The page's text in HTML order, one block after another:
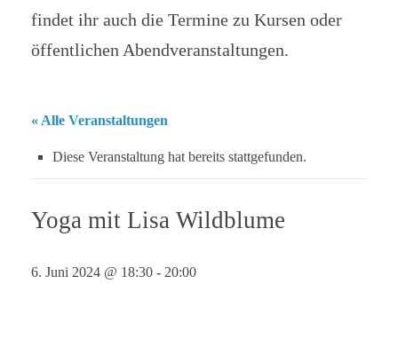
findet ihr auch die Termine zu Kursen oder
öffentlichen Abendveranstaltungen.
« Alle Veranstaltungen
Diese Veranstaltung hat bereits stattgefunden.
Yoga mit Lisa Wildblume
6. Juni 2024 @ 18:30 - 20:00